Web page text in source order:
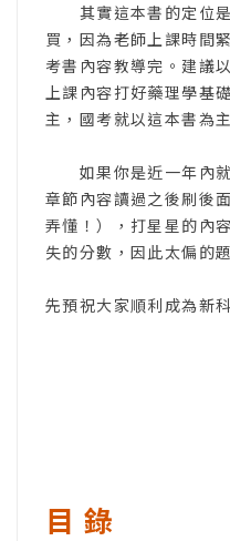
其實這本書的定位是
買，因為老師上課時間
考書內容教導完。建議
上課內容打好藥理學基
主，國考就以這本書為主
如果你是近一年內就
章節內容讀過之後刷後
弄懂！），打星星的內
失的分數，因此太偏的
先預祝大家順利成為新
目 錄